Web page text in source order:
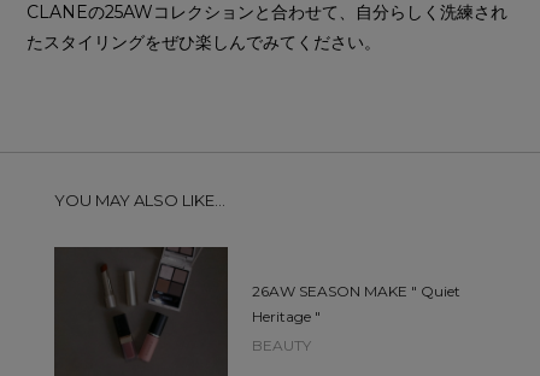
CLANEの25AWコレクションと合わせて、自分らしく洗練され
たスタイリングをぜひ楽しんでみてください。
YOU MAY ALSO LIKE...
26AW SEASON MAKE " Quiet
Heritage "
BEAUTY